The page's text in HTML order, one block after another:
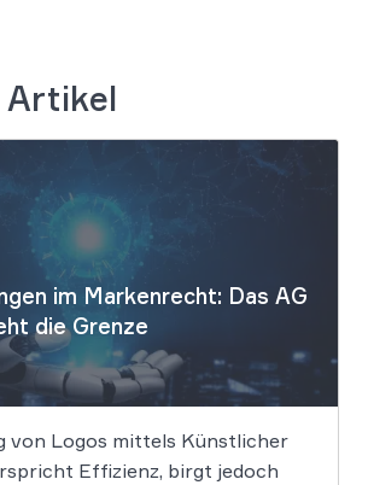
Artikel
im Markenrecht: Das AG
die Grenze
von Logos mittels Künstlicher
Effizienz, birgt jedoch